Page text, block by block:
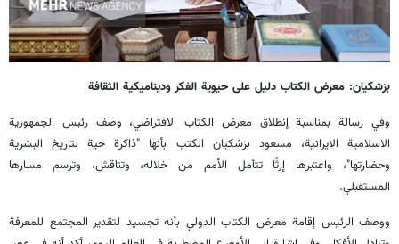
بزشكيان: معرض الكتاب دليل على حيوية الفكر وديناميكية الثقافة
وفي رسالة بمناسبة إنطلاق معرض الكتاب الافتراضي، وصف رئيس الجمهورية
الاسلامية الايرانية، مسعود بزشكيان الكتب بأنها "ذاكرة حية لتاريخ البشرية
وحضارتها"، واعتبرها إرثًا تتأمل الأمم من خلاله، وتناقش، وترسم مسارها
المستقبلي.
ووصف الرئيس إقامة معرض الكتاب الدولي بأنه تجسيد لتقدير المجتمع للمعرفة